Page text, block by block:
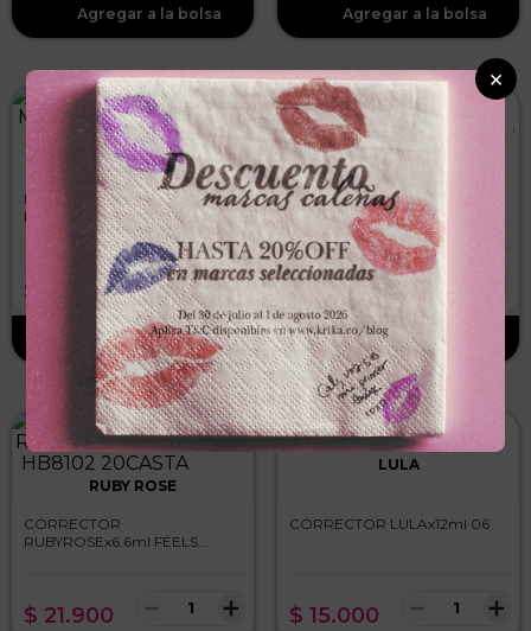
MELU
RUBOR LIQUIDO MELUx11ml
ROSE VIBES PANTERA ROSA
$ 24 900 ＋
－
SAMY
LAPIZ OJOS SAMYx2.3g CON
SACAPUNTA CABERNET
$ 3500 ,00 －
RUBY ROSE
CORRECTOR
RUBYROSEx6.6ml FEELS
$ 21.900 ＋
－
LULA
CORRECTOR LULAx12ml 06
$ 15.000 ＋
－
×